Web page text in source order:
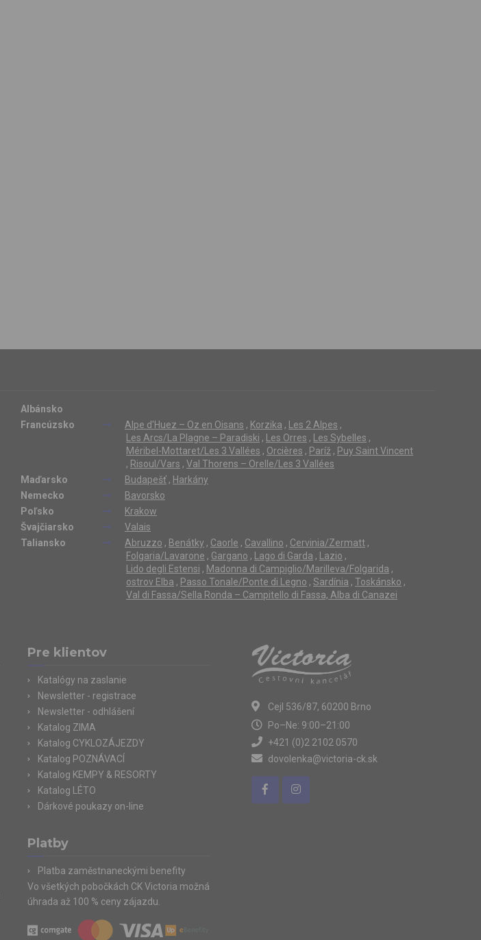
Albánsko
Francúzsko Alpe d'Huez – Oz en Oisans , Korzika , Les 2 Alpes ,
Les Arcs/La Plagne – Paradiski , Les Orres , Les Sybelles ,
Méribel-Mottaret/Les 3 Vallées , Orcières , Paríž , Puy Saint Vincent
, Risoul/Vars , Val Thorens – Orelle/Les 3 Vallées
Maďarsko Budapešť , Harkány
Nemecko
Bavorsko
Poľsko
Krakow
Švajčiarsko
Valais
Taliansko
Abruzzo , Benátky , Caorle , Cavallino , Cervinia/Zermatt ,
Folgaria/Lavarone , Gargano , Lago di Garda , Lazio ,
Lido degli Estensi , Madonna di Campiglio/Marilleva/Folgarida ,
ostrov Elba , Passo Tonale/Ponte di Legno , Sardínia , Toskánsko ,
Val di Fassa/Sella Ronda – Campitello di Fassa, Alba di Canazei
Pre klientov
Katalógy na zaslanie
Newsletter - registrace
Newsletter - odhlášení
Katalog ZIMA
Katalog CYKLOZÁJEZDY
Katalog POZNÁVACÍ
Katalog KEMPY & RESORTY
Katalog LÉTO
Dárkové poukazy on-line
Platby
Platba zaměstnaneckými benefity
Vo všetkých pobočkách CK Victoria možná
úhrada až 100 % ceny zájazdu.
Cejl 536/87, 60200 Brno
Po–Ne: 9:00–21:00
+421 (0)2 2102 0570
dovolenka@victoria-ck.sk